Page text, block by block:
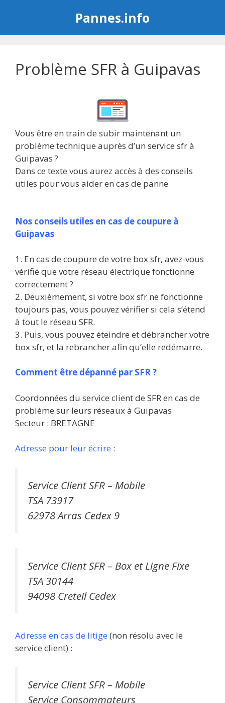
Pannes.info
Problème SFR à Guipavas
Vous être en train de subir maintenant un
problème technique auprès d’un service sfr à
Guipavas ?
Dans ce texte vous aurez accès à des conseils
utiles pour vous aider en cas de panne
Nos conseils utiles en cas de coupure à
Guipavas
1. En cas de coupure de votre box sfr, avez-vous
vérifié que votre réseau électrique fonctionne
correctement ?
2. Deuxièmement, si votre box sfr ne fonctionne
toujours pas, vous pouvez vérifier si cela s’étend
à tout le réseau SFR.
3. Puis, vous pouvez éteindre et débrancher votre
box sfr, et la rebrancher afin qu’elle redémarre.
Comment être dépanné par SFR ?
Coordonnées du service client de SFR en cas de
problème sur leurs réseaux à Guipavas
Secteur : BRETAGNE
Adresse pour leur écrire :
Service Client SFR – Mobile
TSA 73917
62978 Arras Cedex 9
Service Client SFR – Box et Ligne Fixe
TSA 30144
94098 Creteil Cedex
Adresse en cas de litige (non résolu avec le
service client) :
Service Client SFR – Mobile
Service Consommateurs